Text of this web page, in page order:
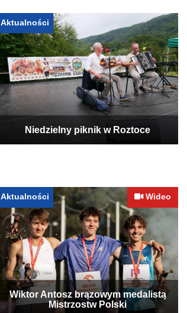
Aktualności
Niedzielny piknik w Roztoce
Aktualności Wideo
Wiktor Antosz brązowym medalistą
Mistrzostw Polski